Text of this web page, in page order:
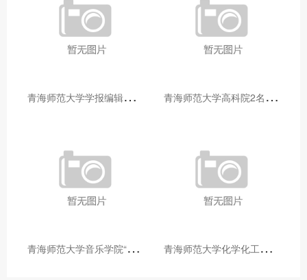
青
海师范大学学报编辑部赴大通县城关镇上毛佰胜村开展帮扶慰问活动 青
海师范大学高科院2名专家当选中国科学院院士
青
海师范大学音乐学院“青舞华章”本科舞蹈专业中期汇报圆满落幕 青
海师范大学化学化工学院开展铸牢中华民族共同体意识大讲堂活动